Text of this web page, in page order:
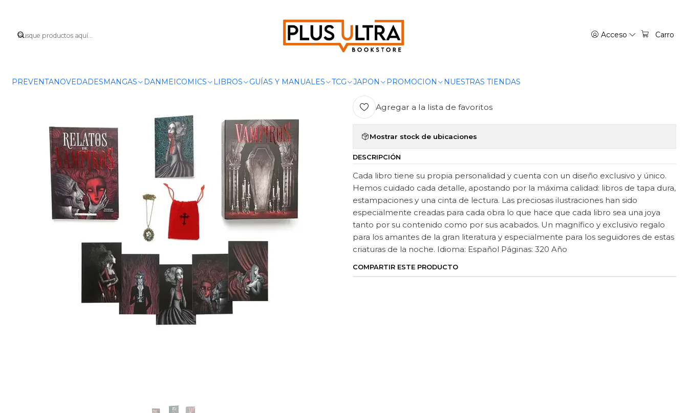
Acceso Carro
PREVENTANOVEDADESMANGAS DANMEICOMICS LIBROS GUÍAS Y MANUALES TCG JAPON PROMOCION NUESTRAS TIENDAS
|
CAJA VAMPIROS - ALMA
Cantidad
Agregar al Carro
Agregar a la lista de favoritos
Mostrar stock de ubicaciones
DESCRIPCIÓN
Cada libro tiene su propia personalidad y cuenta con un diseño exclusivo y único.
Hemos cuidado cada detalle, apostando por la máxima calidad: libros de tapa dura,
estampaciones y una cinta de lectura. Las preciosas ilustraciones han sido
especialmente creadas para cada obra lo que hace que cada libro sea una joya
tanto por su contenido como por sus acabados. Un magnífico y exclusivo regalo
para los amantes de la gran literatura y especialmente para los seguidores de estas
criaturas de la noche. Idioma: Español Páginas: 320 Año
COMPARTIR ESTE PRODUCTO